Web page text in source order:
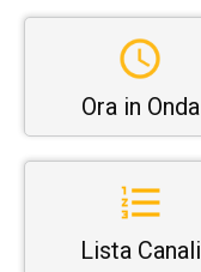
Ora in Onda
Lista Canali